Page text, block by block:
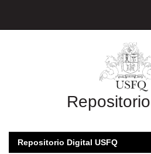
Repositorio
Repositorio Digital USFQ